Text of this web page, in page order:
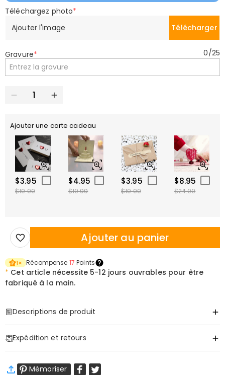
Téléchargez photo*
Ajouter l'image
Télécharger
Gravure* 0/25
Ajouter une carte cadeau
$3.95
$10.00
$4.95
$10.00
$3.95
$10.00
$8.95
$24.00
Ajouter au panier
1× Récompense 17 Points
* Cet article nécessite 5-12 jours ouvrables pour être
fabriqué à la main.
Descriptions de produit
Expédition et retours
Livraison standard:9-18Jours ouvrables
Mémoriser